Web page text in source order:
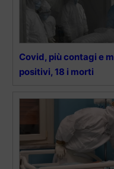
Covid, più contagi e
positivi, 18 i morti